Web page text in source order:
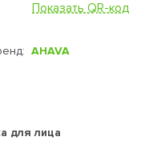
Показать QR-код
AHAVA
для лица